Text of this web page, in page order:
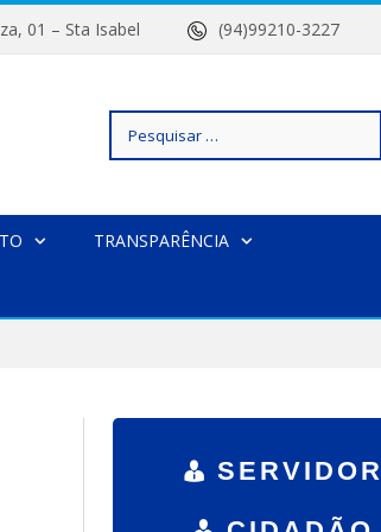
01 – Sta Isabel (94)99210-3227
Pesquisar
TRANSPARÊNCIA
SERVIDOR